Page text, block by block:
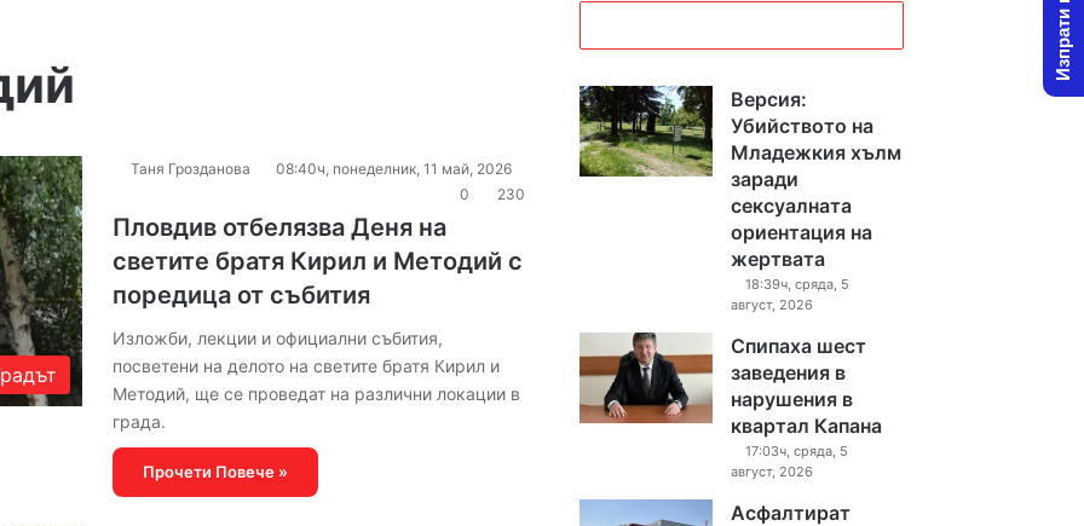
Таня Грозданова
08:40ч, понеделник, 11 май, 2026
0
230
Пловдив отбелязва Деня на
светите братя Кирил и Методий с
поредица от събития
Изложби, лекции и официални събития,
посветени на делото на светите братя Кирил и
Методий, ще се проведат на различни локации в
града.
Прочети Повече »
Версия:
Убийството на
Младежкия хълм
заради
сексуалната
ориентация на
жертвата
18:39ч, сряда, 5
август, 2026
Спипаха шест
заведения в
нарушения в
квартал Капана
17:03ч, сряда, 5
август, 2026
Асфалтират